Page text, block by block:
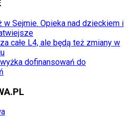
w Sejmie. Opieka nad dzieckiem i
całe L4, ale będą też zmiany w
dofinansowań do